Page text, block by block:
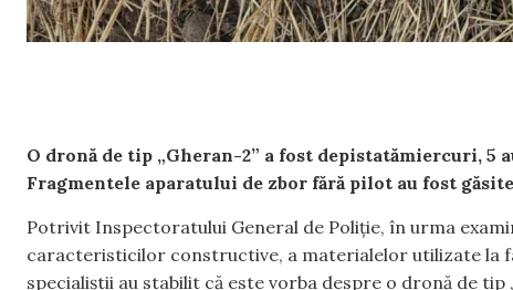
O dronă de tip „Gheran-2” a fost depistatămiercuri,
Fragmentele aparatului de zbor fără pilot au fost
Potrivit Inspectoratului General de Poliție, în urma
caracteristicilor constructive, a materialelor utilizate la
specialiștii au stabilit că este vorba despre o dronă de tip